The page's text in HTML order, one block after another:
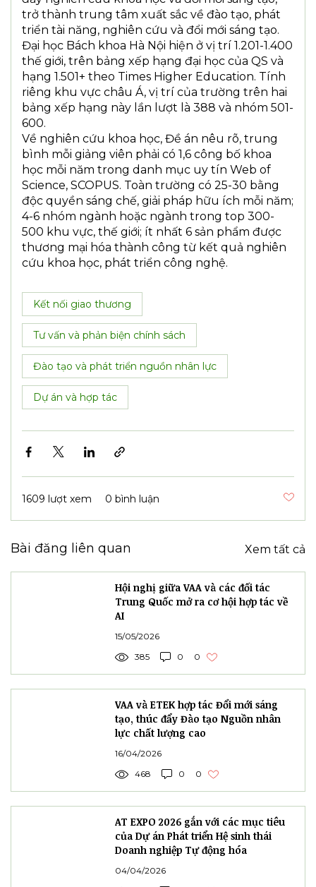
trở thành trung tâm xuất sắc về đào tạo, phát
triển tài năng, nghiên cứu và đổi mới sáng tạo.
Đại học Bách khoa Hà Nội hiện ở vị trí 1.201-1.400
thế giới, trên bảng xếp hạng đại học của QS và
hạng 1.501+ theo Times Higher Education. Tính
riêng khu vực châu Á, vị trí của trường trên hai
bảng xếp hạng này lần lượt là 388 và nhóm 501-
600.
Về nghiên cứu khoa học, Đề án nêu rõ, trung
bình mỗi giảng viên phải có 1,6 công bố khoa
học mỗi năm trong danh mục uy tín Web of
Science, SCOPUS. Toàn trường có 25-30 bằng
độc quyền sáng chế, giải pháp hữu ích mỗi năm;
4-6 nhóm ngành hoặc ngành trong top 300-
500 khu vực, thế giới; ít nhất 6 sản phẩm được
thương mại hóa thành công từ kết quả nghiên
cứu khoa học, phát triển công nghệ.
Kết nối giao thương
Tư vấn và phản biện chính sách
Đào tạo và phát triển nguồn nhân lực
Dự án và hợp tác
1609 lượt xem 0 bình luận
Bài đăng liên quan Xem tất cả
Hội nghị giữa VAA và các đối tác
Trung Quốc mở ra cơ hội hợp tác về
AI
15/05/2026
385
0 0
VAA và ETEK hợp tác Đổi mới sáng
tạo, thúc đẩy Đào tạo Nguồn nhân
lực chất lượng cao
16/04/2026
468
0 0
AT EXPO 2026 gắn với các mục tiêu
của Dự án Phát triển Hệ sinh thái
Doanh nghiệp Tự động hóa
04/04/2026